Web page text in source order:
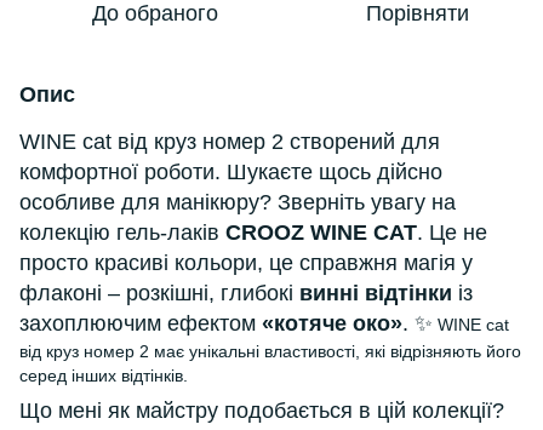
До обраного Порівняти
Опис
WINE cat від круз номер 2 створений для
комфортної роботи. Шукаєте щось дійсно
особливе для манікюру? Зверніть увагу на
колекцію гель-лаків CROOZ WINE CAT. Це не
просто красиві кольори, це справжня магія у
флаконі – розкішні, глибокі винні відтінки із
захоплюючим ефектом «котяче око». ✨ WINE cat
від круз номер 2 має унікальні властивості, які відрізняють його
серед інших відтінків.
Що мені як майстру подобається в цій колекції?